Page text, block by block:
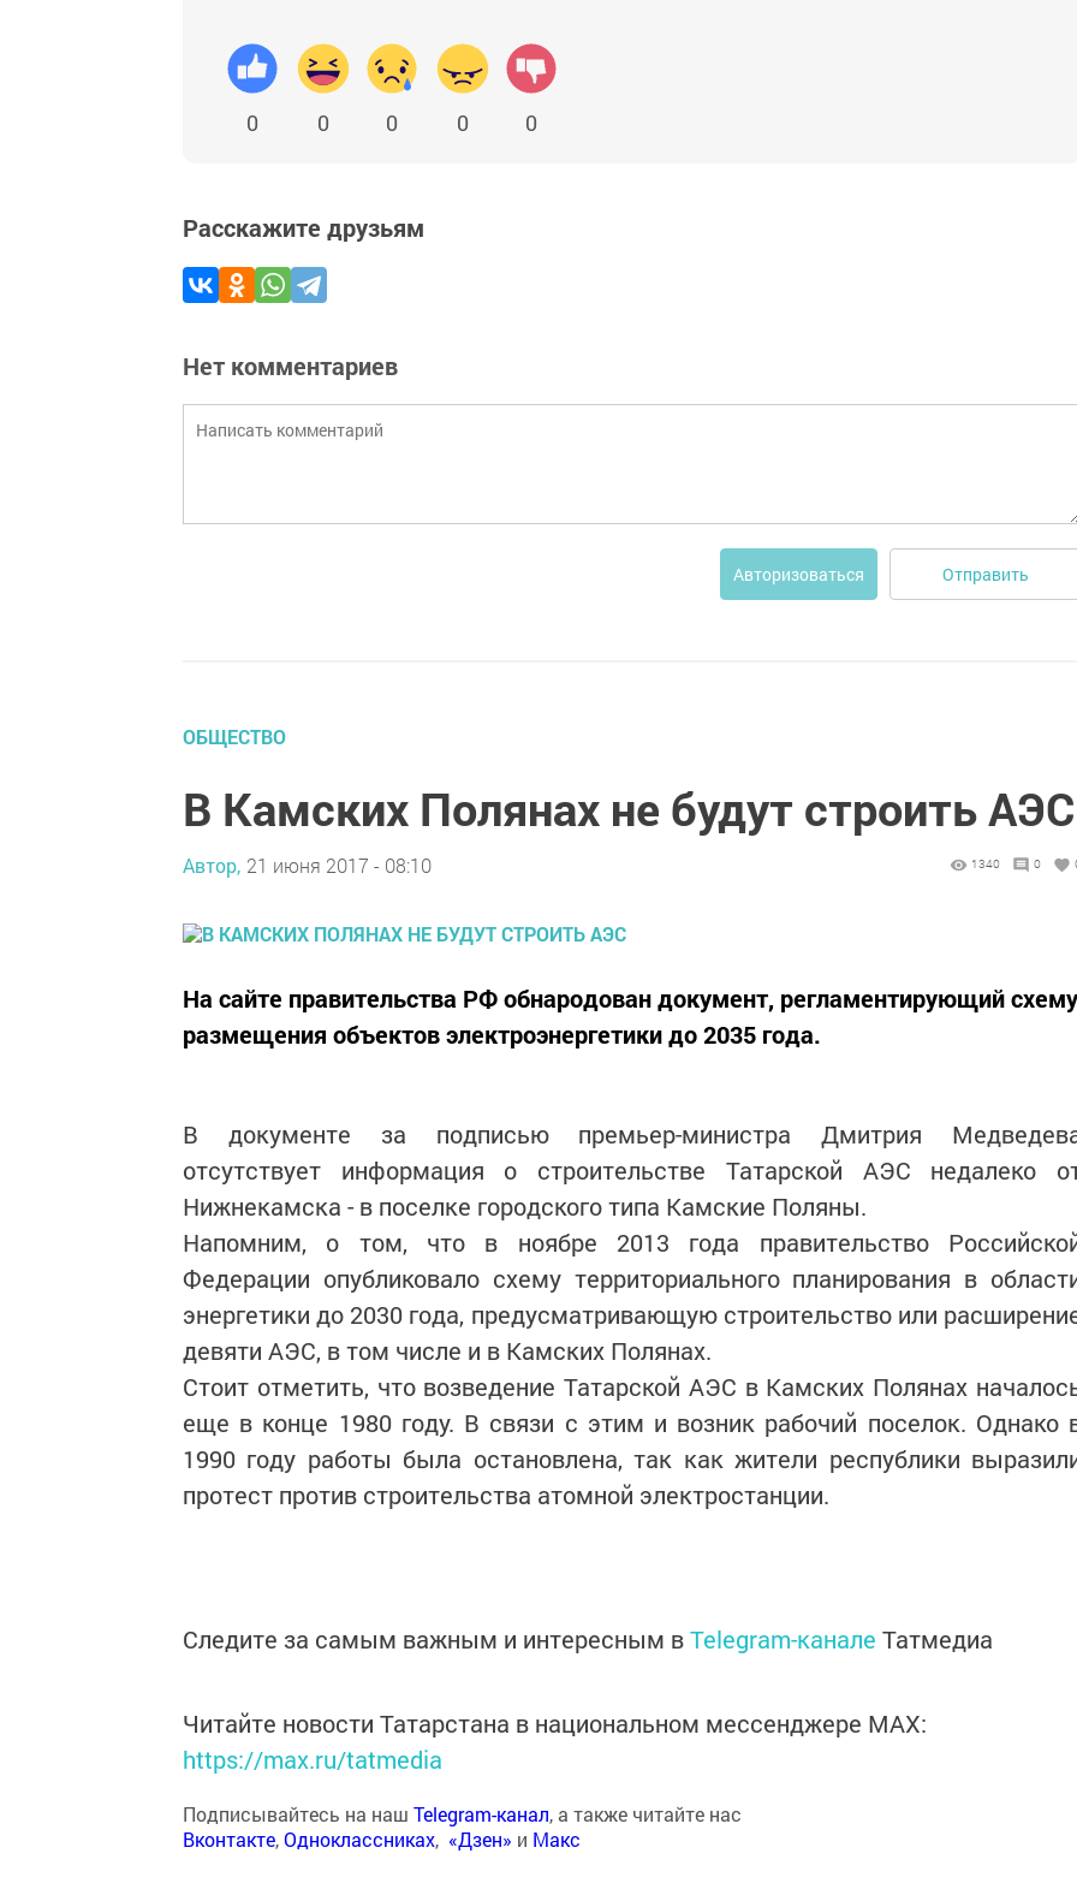
0 0 0 0 0
Расскажите друзьям
Нет комментариев
Авторизоваться Отправить
ОБЩЕСТВО
В Камских Полянах не будут строить АЭС
Автор, 21 июня 2017 - 08:10 1340 0
На сайте правительства РФ обнародован документ, регламентирующий схему
размещения объектов электроэнергетики до 2035 года.
В документе за подписью премьер-министра Дмитрия
отсутствует информация о строительстве Татарской АЭС недалеко
Нижнекамска - в поселке городского типа Камские Поляны.
Напомним, о том, что в ноябре 2013 года правительство
Федерации опубликовало схему территориального планирования в
энергетики до 2030 года, предусматривающую строительство или
девяти АЭС, в том числе и в Камских Полянах.
Стоит отметить, что возведение Татарской АЭС в Камских Полянах
еще в конце 1980 году. В связи с этим и возник рабочий поселок. Однако
1990 году работы была остановлена, так как жители республики
протест против строительства атомной электростанции.
Следите за самым важным и интересным вTelegram-канале Татмедиа
Читайте новости Татарстана в национальном мессенджере MАХ:
https://max.ru/tatmedia
Подписывайтесь на наш Telegram-канал, а также читайте нас
Вконтакте,Одноклассниках, «Дзен» и Макс